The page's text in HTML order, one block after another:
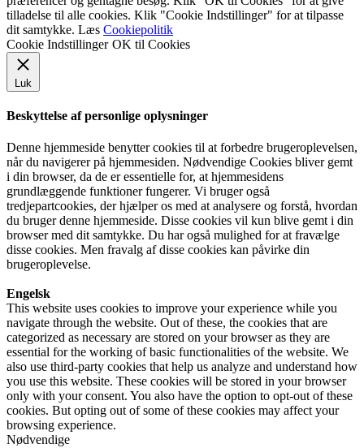
tilladelse til alle cookies. Klik "Cookie Indstillinger" for at tilpasse
dit samtykke. Læs Cookiepolitik
Cookie Indstillinger OK til Cookies
Luk
Beskyttelse af personlige oplysninger
Denne hjemmeside benytter cookies til at forbedre brugeroplevelsen,
når du navigerer på hjemmesiden. Nødvendige Cookies bliver gemt
i din browser, da de er essentielle for, at hjemmesidens
grundlæggende funktioner fungerer. Vi bruger også
tredjepartcookies, der hjælper os med at analysere og forstå, hvordan
du bruger denne hjemmeside. Disse cookies vil kun blive gemt i din
browser med dit samtykke. Du har også mulighed for at fravælge
disse cookies. Men fravalg af disse cookies kan påvirke din
brugeroplevelse.
Engelsk
This website uses cookies to improve your experience while you
navigate through the website. Out of these, the cookies that are
categorized as necessary are stored on your browser as they are
essential for the working of basic functionalities of the website. We
also use third-party cookies that help us analyze and understand how
you use this website. These cookies will be stored in your browser
only with your consent. You also have the option to opt-out of these
cookies. But opting out of some of these cookies may affect your
browsing experience.
Nødvendige